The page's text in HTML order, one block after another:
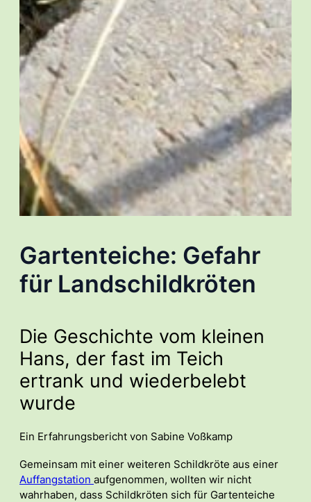
Gartenteiche: Gefahr
für Landschildkröten
Die Geschichte vom kleinen
Hans, der fast im Teich
ertrank und wiederbelebt
wurde
Ein Erfahrungsbericht von Sabine Voßkamp
Gemeinsam mit einer weiteren Schildkröte aus einer
Auffangstation aufgenommen, wollten wir nicht
wahrhaben, dass Schildkröten sich für Gartenteiche